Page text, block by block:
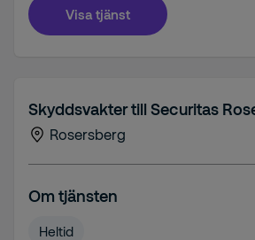
Visa tjänst
Skyddsvakter till Securitas
Rosersberg
Om tjänsten
Heltid